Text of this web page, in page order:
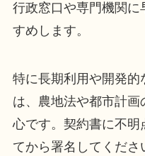
行政窓口や専門機関
すめします。
特に長期利用や開発
は、農地法や都市計
心です。契約書に不明
てから署名してくださ